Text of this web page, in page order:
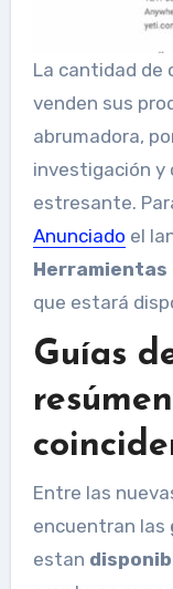
La cantidad de comercios electrónicos que
venden sus
abrumadora,
investigación y
estresante.
Anunciado el
Herramientas
que estará
Guías
Entre las
encuentran las
estan